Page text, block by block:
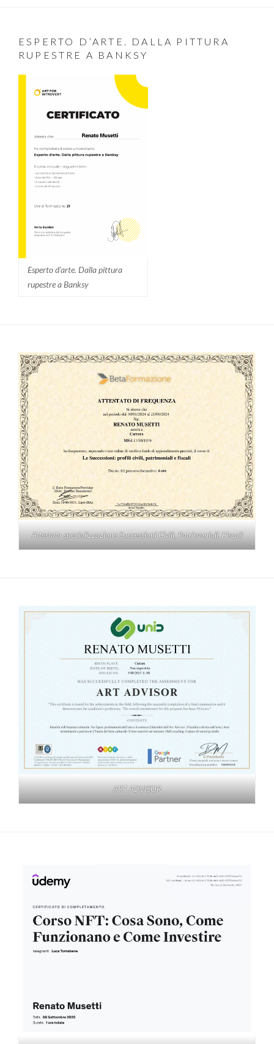
ESPERTO D’ARTE. DALLA PITTURA
RUPESTRE A BANKSY
Esperto d'arte. Dalla pittura
rupestre a Banksy
Attestato specializzazione Successioni Civili, Patrimoniali, Fiscali
ART ADVISOR